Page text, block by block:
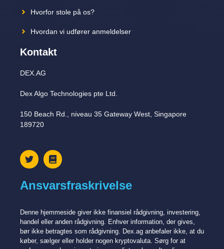
Hvorfor stole på os?
Hvordan vi udfører anmeldelser
Kontakt
DEX.AG
Dex Algo Technologies pte Ltd.
150 Beach Rd., niveau 35 Gateway West, Singapore
189720
Ansvarsfraskrivelse
Denne hjemmeside giver ikke finansiel rådgivning, investering,
handel eller anden rådgivning. Enhver information, der gives,
bør ikke betragtes som rådgivning. Dex.ag anbefaler ikke, at du
køber, sælger eller holder nogen kryptovaluta. Sørg for at